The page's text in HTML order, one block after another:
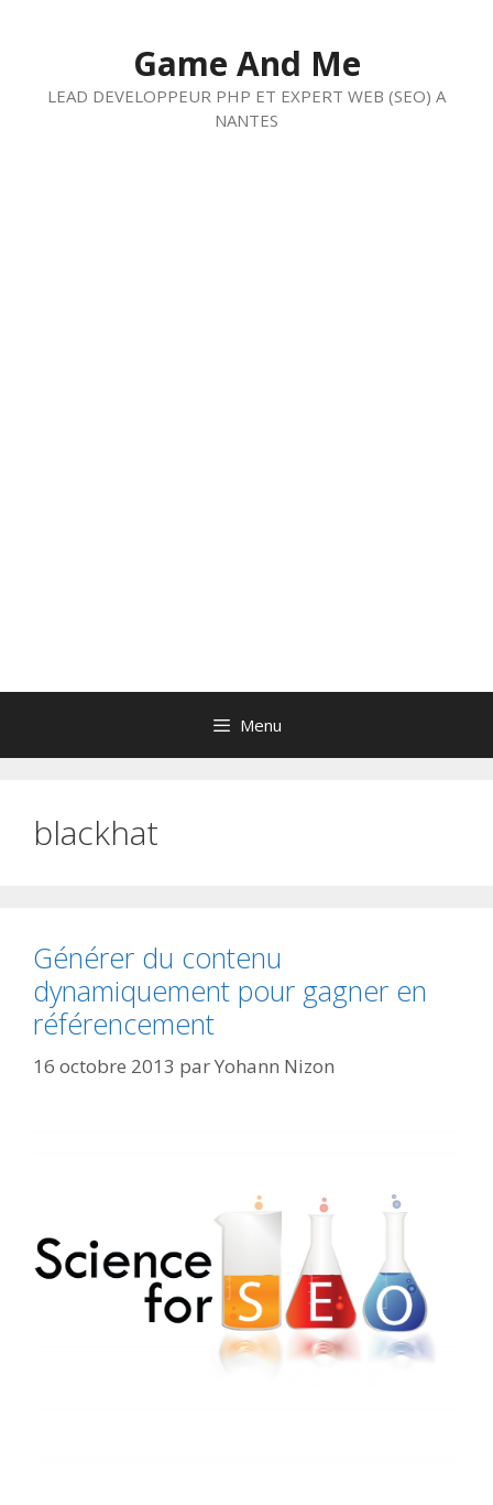
Game And Me
LEAD DEVELOPPEUR PHP ET EXPERT WEB (SEO) A
NANTES
Menu
blackhat
Générer du contenu
dynamiquement pour gagner en
référencement
16 octobre 2013 parYohann Nizon